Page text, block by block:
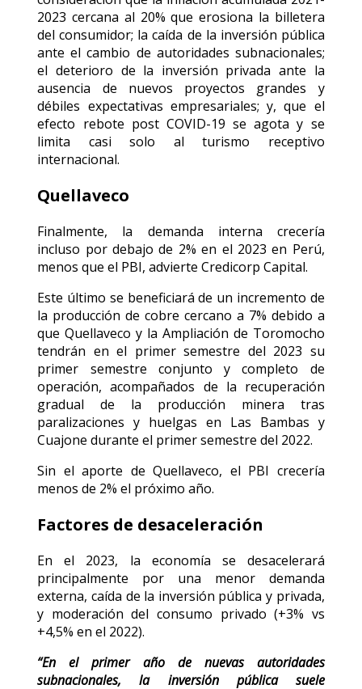
2023 cercana al 20% que erosiona la billetera
del consumidor; la caída de la inversión pública
ante el cambio de autoridades subnacionales;
el deterioro de la inversión privada ante la
ausencia de nuevos proyectos grandes y
débiles expectativas empresariales; y, que el
efecto rebote post COVID-19 se agota y se
limita casi solo al turismo receptivo
internacional.
Quellaveco
Finalmente, la demanda interna crecería
incluso por debajo de 2% en el 2023 en Perú,
menos que el PBI, advierte Credicorp Capital.
Este último se beneficiará de un incremento de
la producción de cobre cercano a 7% debido a
que Quellaveco y la Ampliación de Toromocho
tendrán en el primer semestre del 2023 su
primer semestre conjunto y completo de
operación, acompañados de la recuperación
gradual de la producción minera tras
paralizaciones y huelgas en Las Bambas y
Cuajone durante el primer semestre del 2022.
Sin el aporte de Quellaveco, el PBI crecería
menos de 2% el próximo año.
Factores de desaceleración
En el 2023, la economía se desacelerará
principalmente por una menor demanda
externa, caída de la inversión pública y privada,
y moderación del consumo privado (+3% vs
+4,5% en el 2022).
“En el primer año de nuevas autoridades
subnacionales, la inversión pública suele